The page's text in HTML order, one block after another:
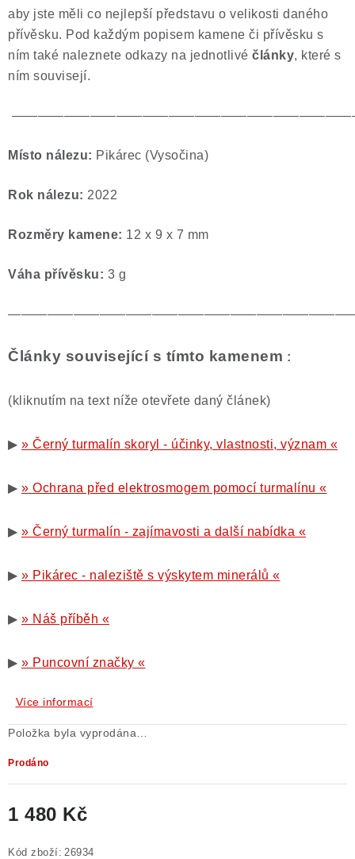
aby jste měli co nejlepší představu o velikosti daného
přívěsku. Pod každým popisem kamene či přívěsku s
ním také naleznete odkazy na jednotlivé články, které s
ním souvisejí.
Místo nálezu: Pikárec (Vysočina)
Rok nálezu: 2022
Rozměry kamene: 12 x 9 x 7 mm
Váha přívěsku: 3 g
Články související s tímto kamenem :
(kliknutím na text níže otevřete daný článek)
▶ » Černý turmalín skoryl - účinky, vlastnosti, význam «
▶ » Ochrana před elektrosmogem pomocí turmalínu «
▶ » Černý turmalín - zajímavosti a další nabídka «
▶ » Pikárec - naleziště s výskytem minerálů «
▶ » Náš příběh «
▶ » Puncovní značky «
Více informací
Položka byla vyprodána…
Prodáno
1 480 Kč
Kód zboží: 26934